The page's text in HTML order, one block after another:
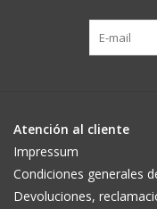
Atención al cliente
Impressum
Condiciones generales
Devoluciones,